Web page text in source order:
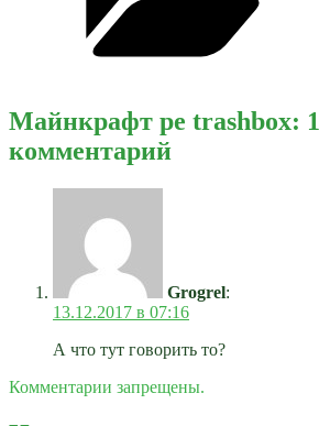
Майнкрафт pe trashbox: 1
комментарий
Grogrel:
13.12.2017 в 07:16
А что тут говорить то?
Комментарии запрещены.